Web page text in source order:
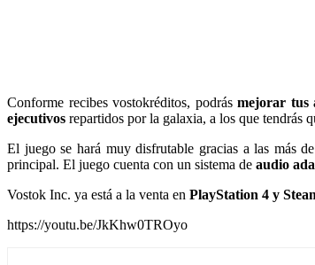
Conforme recibes vostokréditos, podrásmejorar tus
ejecutivos repartidos por la galaxia, a los que tendrás
El juego se hará muy disfrutable gracias a las más
principal. El juego cuenta con un sistema de audio
Vostok Inc. ya está a la venta en PlayStation 4 y
https://youtu.be/JkKhw0TROyo